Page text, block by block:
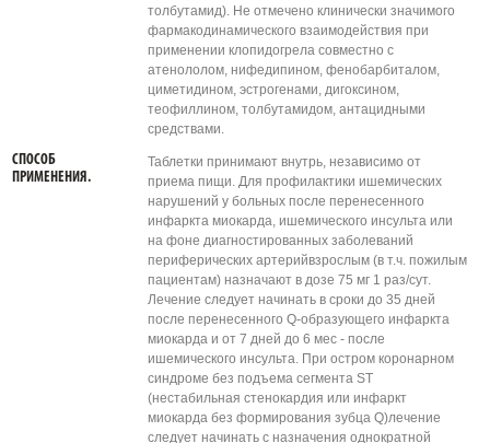
толбутамид). Не отмечено клинически значимого
фармакодинамического взаимодействия при
применении клопидогрела совместно с
атенололом, нифедипином, фенобарбиталом,
циметидином, эстрогенами, дигоксином,
теофиллином, толбутамидом, антацидными
средствами.
СПОСОБ
ПРИМЕНЕНИЯ.
Таблетки принимают внутрь, независимо от
приема пищи. Для профилактики ишемических
нарушений у больных после перенесенного
инфаркта миокарда, ишемического инсульта или
на фоне диагностированных заболеваний
периферических артерийвзрослым (в т.ч. пожилым
пациентам) назначают в дозе 75 мг 1 раз/сут.
Лечение следует начинать в сроки до 35 дней
после перенесенного Q-образующего инфаркта
миокарда и от 7 дней до 6 мес - после
ишемического инсульта. При остром коронарном
синдроме без подъема сегмента ST
(нестабильная стенокардия или инфаркт
миокарда без формирования зубца Q)лечение
следует начинать с назначения однократной